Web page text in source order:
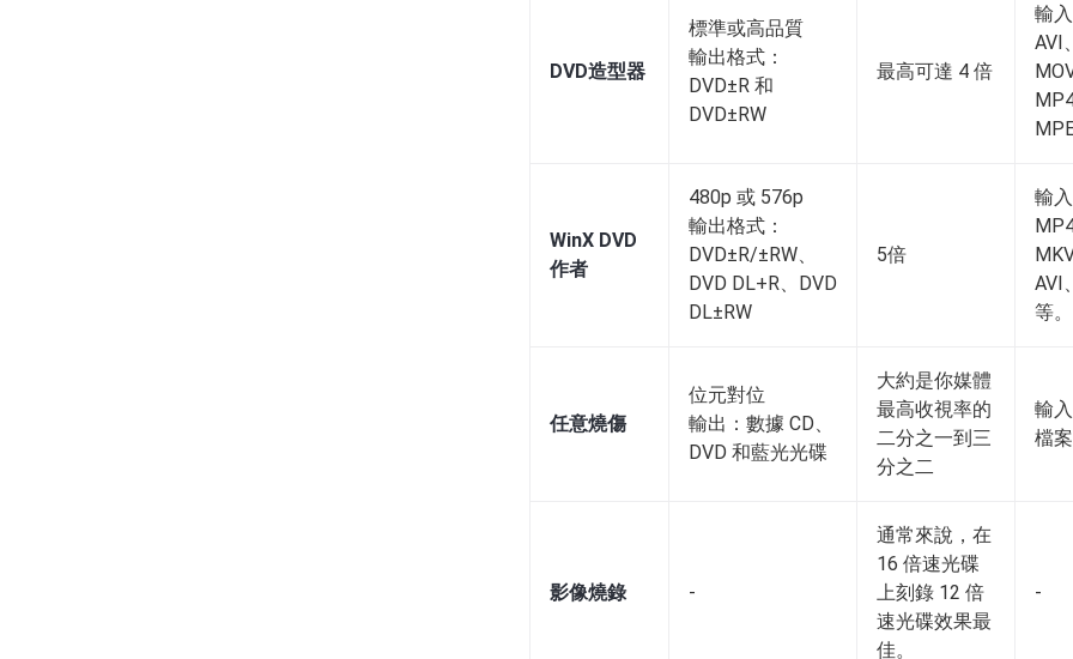
DVD造型器
標準或高品質
輸出格式：
DVD±R 和
DVD±RW
最高可達 4 倍
輸
AVI
WinX DVD
作者
480p 或 576p
輸出格式：
DVD±R/±RW、
DVD DL+R、DVD
DL±RW
5倍
輸
AVI
等。
任意燒傷
位元對位
輸出：數據 CD、
DVD 和藍光光碟
大約是你媒體
最高收視率的
二分之一到三
分之二
輸
檔
影像燒錄 -
通常來說，在
16 倍速光碟
上刻錄 12 倍
速光碟效果最
佳。
-